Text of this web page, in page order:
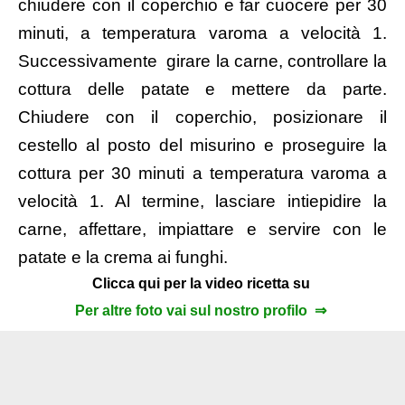
chiudere con il coperchio e far cuocere per 30
minuti, a temperatura varoma a velocità 1.
Successivamente girare la carne, controllare la
cottura delle patate e mettere da parte.
Chiudere con il coperchio, posizionare il
cestello al posto del misurino e proseguire la
cottura per 30 minuti a temperatura varoma a
velocità 1. Al termine, lasciare intiepidire la
carne, affettare, impiattare e servire con le
patate e la crema ai funghi.
Clicca qui per la video ricetta su
Per altre foto vai sul nostro profilo ⇒